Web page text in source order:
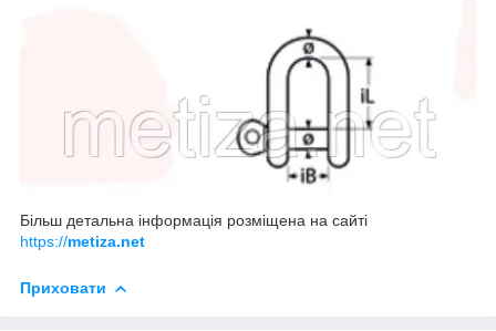
Більш детальна інформація розміщена на сайті
https://metiza.net
Приховати